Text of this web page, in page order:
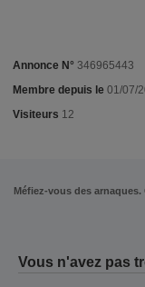
Annonce N° 346965443
Membre depuis le 01/07/
Visiteurs 12
Méfiez-vous des
Vous n'avez pas